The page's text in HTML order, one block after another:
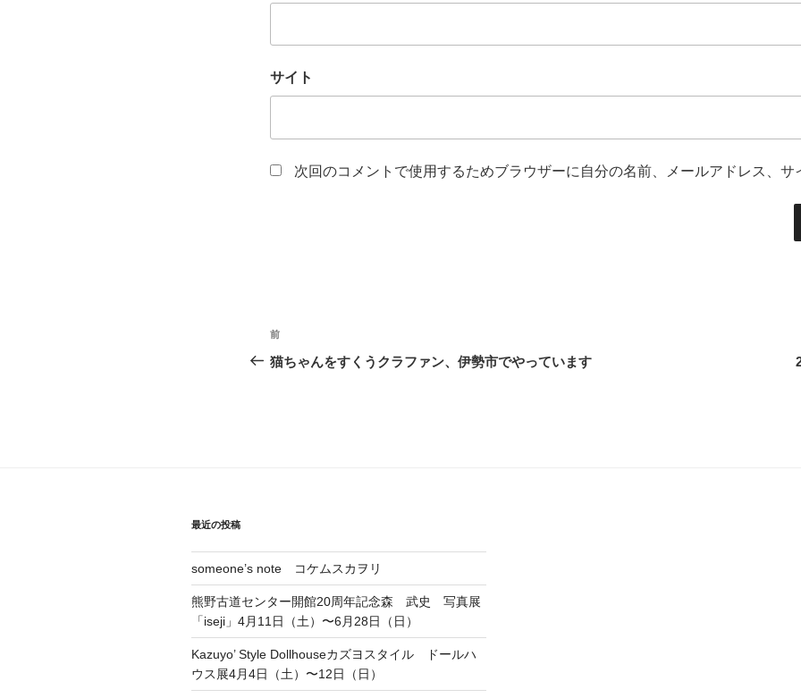
サイト
次回のコメントで使用するためブラウザーに自分の名前、メールアドレス、サ
投
稿
ョ
ン
前
の
前
猫ちゃんをすくうクラファン、伊勢市でやっています
最近の投稿
someone’s note コケムスカヲリ
熊野古道センター開館20周年記念森 武史 写真展
「iseji」4月11日（土）〜6月28日（日）
Kazuyo’ Style Dollhouseカズヨスタイル ドールハ
ウス展4月4日（土）〜12日（日）